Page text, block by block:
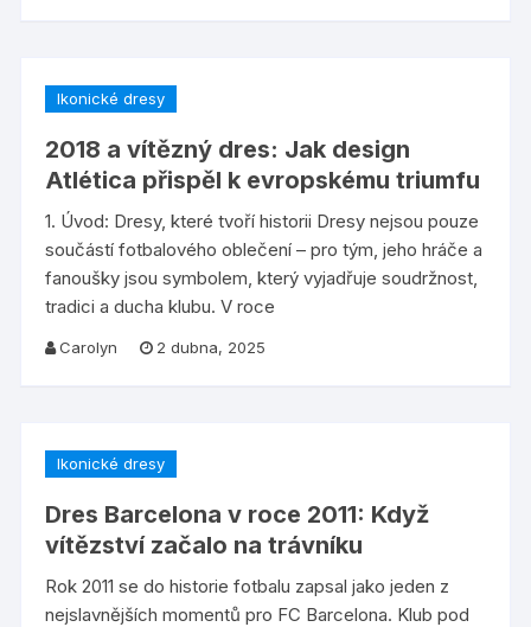
Ikonické dresy
2018 a vítězný dres: Jak design
Atlética přispěl k evropskému triumfu
1. Úvod: Dresy, které tvoří historii Dresy nejsou pouze
součástí fotbalového oblečení – pro tým, jeho hráče a
fanoušky jsou symbolem, který vyjadřuje soudržnost,
tradici a ducha klubu. V roce
Carolyn 2 dubna, 2025
Ikonické dresy
Dres Barcelona v roce 2011: Když
vítězství začalo na trávníku
Rok 2011 se do historie fotbalu zapsal jako jeden z
nejslavnějších momentů pro FC Barcelona. Klub pod